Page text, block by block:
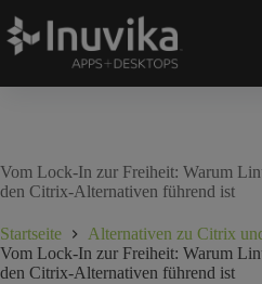
Vom Lock-In zur Freiheit: Warum
den Citrix-Alternativen führend ist
Startseite
Alternativen zu Citrix
Vom Lock-In zur Freiheit: Warum
den Citrix-Alternativen führend ist